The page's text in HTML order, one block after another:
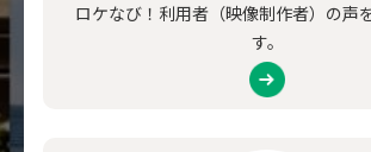
ロケなび！利用者（映像制作者）の声
す。